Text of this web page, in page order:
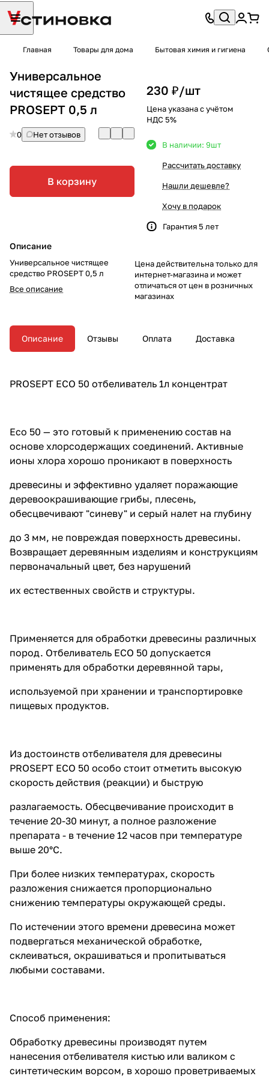
Главная Товары для дома Бытовая химия и гигиена
Универсальное
чистящее средство
PROSEPT 0,5 л
0 Нет отзывов
В корзину
Описание
Универсальное чистящее
средство PROSEPT 0,5 л
Все описание
230 ₽/шт
Цена указана с учётом
НДС 5%
В наличии: 9шт
Рассчитать доставку
Нашли дешевле?
Хочу в подарок
Гарантия 5 лет
Цена действительна только для
интернет-магазина и может
отличаться от цен в розничных
магазинах
Описание Отзывы Оплата Доставка
PROSEPT ЕСО 50 отбеливатель 1л концентрат
Eco 50 — это готовый к применению состав на
основе хлорсодержащих соединений. Активные
ионы хлора хорошо проникают в поверхность
древесины и эффективно удаляет поражающие
деревоокрашивающие грибы, плесень,
обесцвечивают "синеву" и серый налет на глубину
до 3 мм, не повреждая поверхность древесины.
Возвращает деревянным изделиям и конструкциям
первоначальный цвет, без нарушений
их естественных свойств и структуры.
Применяется для обработки древесины различных
пород. Отбеливатель ECO 50 допускается
применять для обработки деревянной тары,
используемой при хранении и транспортировке
пищевых продуктов.
Из достоинств отбеливателя для древесины
PROSEPT ECO 50 особо стоит отметить высокую
скорость действия (реакции) и быструю
разлагаемость. Обесцвечивание происходит в
течение 20-30 минут, а полное разложение
препарата - в течение 12 часов при температуре
выше 20°С.
При более низких температурах, скорость
разложения снижается пропорционально
снижению температуры окружающей среды.
По истечении этого времени древесина может
подвергаться механической обработке,
склеиваться, окрашиваться и пропитываться
любыми составами.
Способ применения:
Обработку древесины производят путем
нанесения отбеливателя кистью или валиком с
синтетическим ворсом, в хорошо проветриваемых